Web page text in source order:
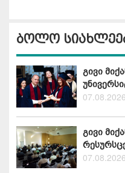
ბოლო
გივი
07.08.2026
გივი
07.08.2026